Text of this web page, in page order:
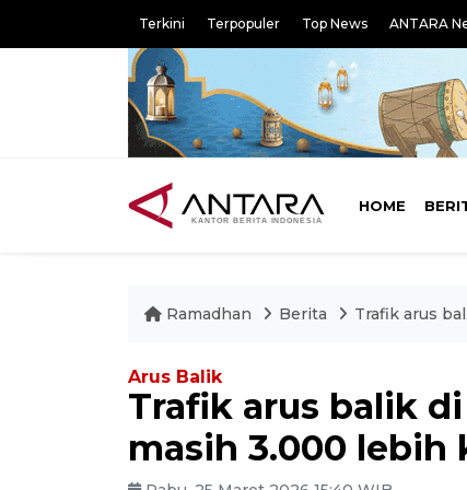
Terkini Terpopuler Top News ANTARA
HOME
Ramadhan Berita Trafik arus
Arus Balik
Trafik arus balik
masih 3.000 lebih